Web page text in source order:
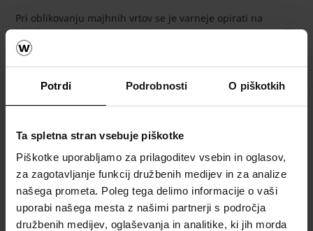
Potrdi Podrobnosti O piškotkih
Ta spletna stran vsebuje piškotke
Piškotke uporabljamo za prilagoditev vsebin in oglasov,
za zagotavljanje funkcij družbenih medijev in za analize
našega prometa. Poleg tega delimo informacije o vaši
uporabi našega mesta z našimi partnerji s področja
družbenih medijev, oglaševanja in analitike, ki jih morda
Pri oblikovanju majhnih vrtov se je varneje opirati na
brezčasno klasiko in minimalizem, da bo prostor videti večji.
S sivimi toni je nemogoče zgrešiti in jih je zelo enostavno
Nordic maritima …